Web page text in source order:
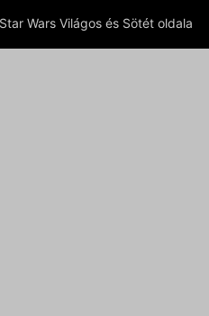
Wars Világos és Sötét oldala